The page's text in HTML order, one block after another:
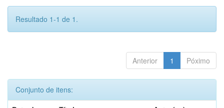
Resultado 1-1 de 1.
Anterior 1 Póximo
Conjunto de itens: